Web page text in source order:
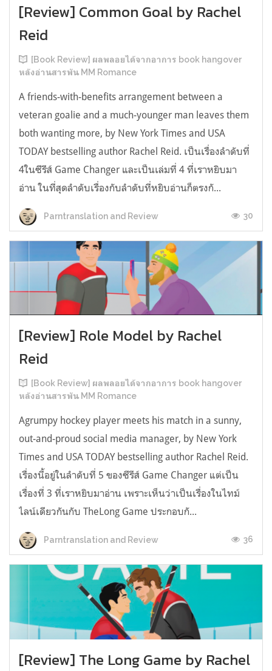
[Review] Common Goal by Rachel
Reid
[Book Review] ผลพลอยได้จากอาการ book hangover
หลังอ่านสารพัน MM Romance
A friends-with-benefits arrangement between a
veteran goalie and a much-younger man leaves them
both wanting more, by New York Times and USA
TODAY bestselling author Rachel Reid. เป็นเรื่องลำดับที่
4ในซีรีส์ Game Changer และเป็นเล่มที่ 4 ที่เราหยิบมา
อ่าน ในที่สุดลำดับเรื่องกับลำดับที่หยิบอ่านก็ตรงกั...
Parntranslation and Review 30
[Review] Role Model by Rachel
Reid
[Book Review] ผลพลอยได้จากอาการ book hangover
หลังอ่านสารพัน MM Romance
Agrumpy hockey player meets his match in a sunny,
out-and-proud social media manager, by New York
Times and USA TODAY bestselling author Rachel Reid.
เรื่องนี้อยู่ในลำดับที่ 5 ของซีรีส์ Game Changer แต่เป็น
เรื่องที่ 3 ที่เราหยิบมาอ่าน เพราะเห็นว่าเป็นเรื่องในไทม์
ไลน์เดียวกันกับ TheLong Game ประกอบกั...
Parntranslation and Review 36
[Review] The Long Game by Rachel